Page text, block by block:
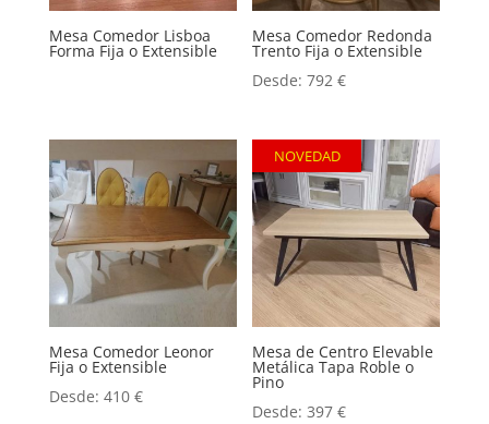
Mesa Comedor Lisboa
Forma Fija o Extensible
Mesa Comedor Redonda
Trento Fija o Extensible
Desde:792€
Mesa Comedor Leonor
Fija o Extensible
Desde: 410 €
NOVEDAD
Mesa de Centro Elevable
Metálica Tapa Roble o
Pino
Desde:397€